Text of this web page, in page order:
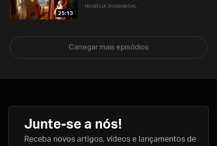
25:13
HOMILIA DOMINICAL
Carregar mais episódios
Junte-se a nós!
Receba novos artigos, vídeos e lançamentos de